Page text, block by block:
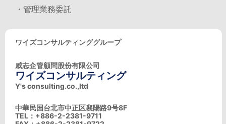
・管理業務委託
ワイズコンサルティンググループ
威志企管顧問股份有限公司
ワイズコンサルティング
Y's consulting.co.,ltd
中華民国台北市中正区襄陽路9号8F
TEL：+886-2-2381-9711